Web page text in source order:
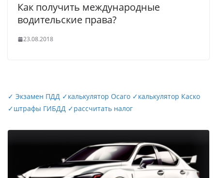
Как получить международные
водительские права?
23.08.2018
✓ Экзамен ПДД ✓калькулятор Осаго ✓калькулятор Каско
✓штрафы ГИБДД ✓рассчитать налог